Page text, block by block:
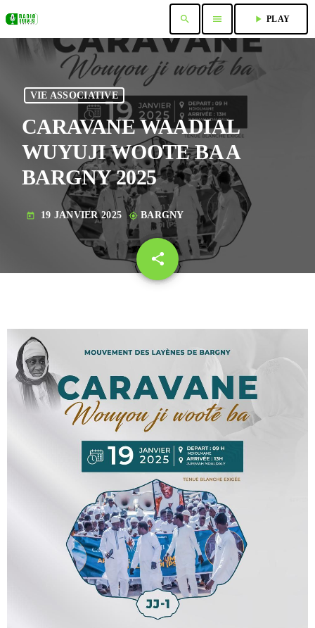
search menu play_arrow PLAY
VIE ASSOCIATIVE
CARAVANE WAADIAL
WUYUJI WOOTE BA A
BARGNY 2025
today 19 JANVIER 2025 my_location BARGNY
share
email